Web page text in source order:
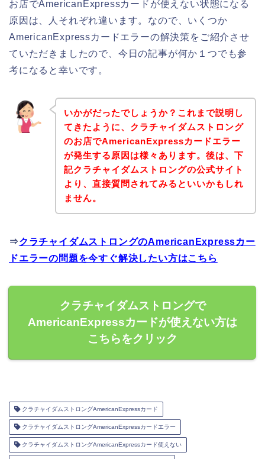
お店でAmericanExpressカードが使えない状態になる
原因は、人それぞれ違います。なので、いくつか
AmericanExpressカードエラーの解決策をご紹介させ
ていただきましたので、今日の記事が何か１つでも参
考になると幸いです。
いかがだったでしょうか？これまで説明し
てきたように、クラチャイダムストロング
のお店でAmericanExpressカードエラー
が発生する原因は様々あります。後は、下
記クラチャイダムストロングの公式サイト
より、直接質問されてみるといいかもしれ
ません。
⇒クラチャイダムストロングのAmericanExpressカー
ドエラーの問題を今すぐ解決したい方はこちら
クラチャイダムストロングで
AmericanExpressカードが使えない方は
こちらをクリック
クラチャイダムストロングAmericanExpressカード
クラチャイダムストロングAmericanExpressカードエラー
クラチャイダムストロングAmericanExpressカード使えない